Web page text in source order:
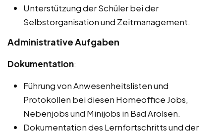
Unterstützung der Schüler bei der
Selbstorganisation und Zeitmanagement.
Administrative Aufgaben
Dokumentation:
Führung von Anwesenheitslisten und
Protokollen bei diesen Homeoffice Jobs,
Nebenjobs und Minijobs in Bad Arolsen.
Dokumentation des Lernfortschritts und der